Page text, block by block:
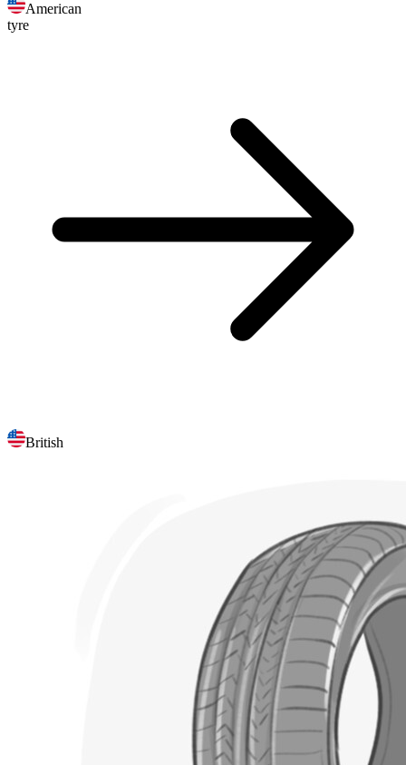
American
tyre
British